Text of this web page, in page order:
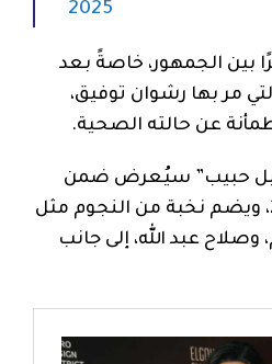
2025
بين الجمهور، خاصةً بعد
مر بها رشوان توفيق،
عن حالته الصحية.
حبيب” سيُعرض ضمن
السباق الرمضاني 2025، ويضم نخبة من النجوم مثل
عبد الله، إلى جانب